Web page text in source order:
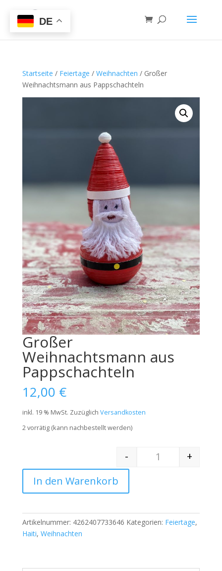
Startseite / Feiertage / Weihnachten / Großer
Weihnachtsmann aus Pappschachteln
Großer
Weihnachtsmann aus
Pappschachteln
12,00 €
inkl. 19 % MwSt. Zuzüglich Versandkosten
2 vorrätig (kann nachbestellt werden)
Quantity
-
+
In den Warenkorb
Artikelnummer: 4262407733646 Kategorien: Feiertage,
Haiti, Weihnachten
DE